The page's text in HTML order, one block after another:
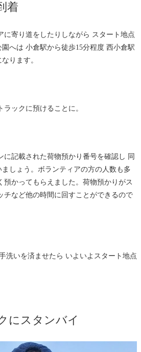
着
に寄り道をしたりしながら スタート地点
へは 小倉駅から徒歩15分程度 西小倉駅
ります。
ックに預けることに。
に記載された荷物預かり番号を確認し 同
しょう。ボランティアの方の人数も多
預かってもらえました。荷物預かりがス
チなど他の時間に回すことができるので
洗いを済ませたら いよいよスタート地点
にスタンバイ